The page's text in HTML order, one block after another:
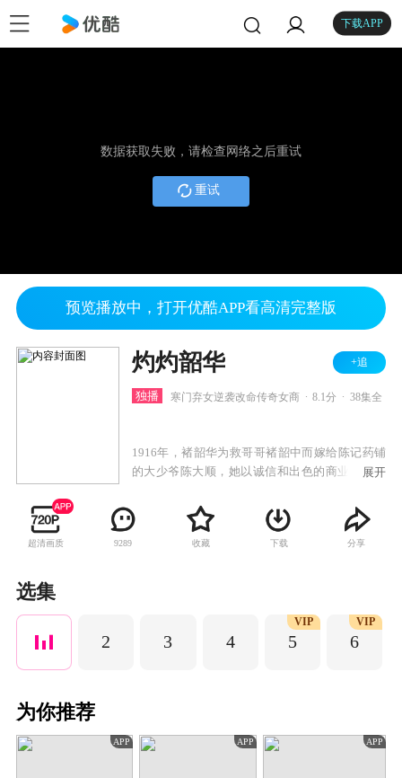
下载APP
数据获取失败，请检查网络之后重试
重试
预览播放中，打开优酷APP看高清完整版
灼灼韶华 +追
独播 寒门弃女逆袭改命传奇女商 8.1分 38集全
1916年，褚韶华为救哥哥褚韶中而嫁给陈记药铺
的大少爷陈大顺，她以诚信和出色的商业才能得
意外去世后，陈二顺继承药铺并败光家财，药铺
陷入绝境。褚韶华在艰辛努力下，开了华顺药铺
养活一家老小。褚韶华决意携手初恋情人夏初开
永新百货业绩突出，受经营奇才闻知秋之邀共同
创业，逐步成长为胆略过人、重诺守信的女商
展开
超清画质 9289 收藏 下载 分享
选集
2 3 4 5
VIP
6
VIP
为你推荐
APP APP APP